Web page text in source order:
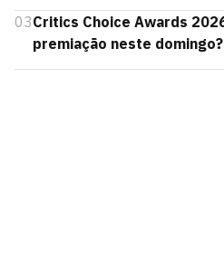
03Critics Choice Awards
premiação neste domingo?